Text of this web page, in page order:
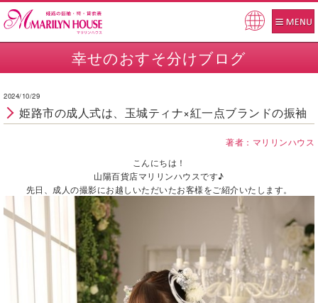
幸せのおすそ分けブログ
2024/10/29
姫路市の成人式は、玉城ティナ×紅一点ブランドの振袖
著者：マリリンハウス
こんにちは！
山陽百貨店マリリンハウスです♪
先日、成人の撮影にお越しいただいたお客様をご紹介いたします。